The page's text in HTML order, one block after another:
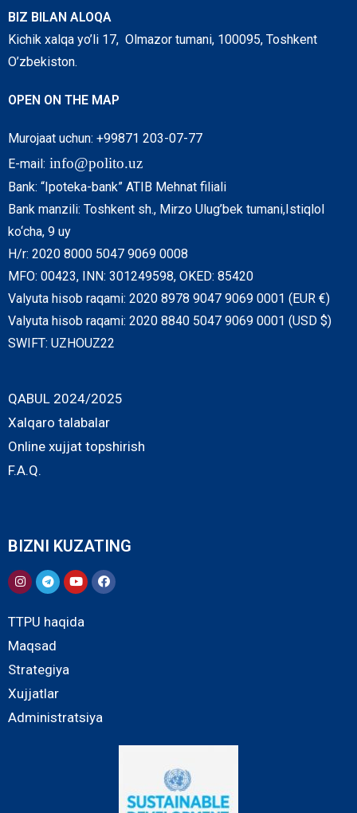
BIZ BILAN ALOQA
Kichik xalqa yo’li 17, Olmazor tumani, 100095, Toshkent
O’zbekiston.
OPEN ON THE MAP
Murojaat uchun: +99871 203-07-77
E-mail: info@polito.uz
Bank: “Ipoteka-bank” ATIB Mehnat filiali
Bank manzili: Toshkent sh., Mirzo Ulug’bek tumani,Istiqlol
ko‘cha, 9 uy
H/r: 2020 8000 5047 9069 0008
MFO: 00423, INN: 301249598, OKED: 85420
Valyuta hisob raqami: 2020 8978 9047 9069 0001 (EUR €)
Valyuta hisob raqami: 2020 8840 5047 9069 0001 (USD $)
SWIFT: UZHOUZ22
QABUL 2024/2025
Xalqaro talabalar
Online xujjat topshirish
F.A.Q.
BIZNI KUZATING
TTPU haqida
Maqsad
Strategiya
Xujjatlar
Administratsiya